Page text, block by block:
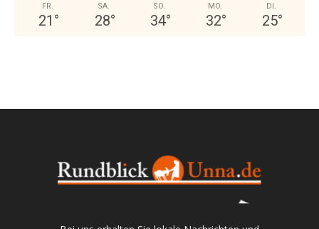
FR.
21 °
SA.
28°
SO.
34°
MO.
32°
DI.
25°